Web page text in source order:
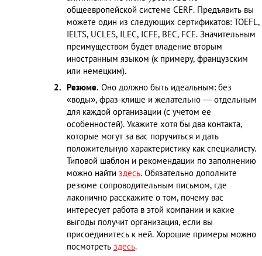
общеевропейской системе CERF. Предъявить вы
можете один из следующих сертификатов: TOEFL,
IELTS, UCLES, ILEC, ICFE, BEC, FCE. Значительным
преимуществом будет владение вторым
иностранным языком (к примеру, французским
или немецким).
Резюме. Оно должно быть идеальным: без
«воды», фраз-клише и желательно — отдельным
для каждой организации (с учетом ее
особенностей). Укажите хотя бы два контакта,
которые могут за вас поручиться и дать
положительную характеристику как специалисту.
Типовой шаблон и рекомендации по заполнению
можно найти здесь. Обязательно дополните
резюме сопроводительным письмом, где
лаконично расскажите о том, почему вас
интересует работа в этой компании и какие
выгоды получит организация, если вы
присоединитесь к ней. Хорошие примеры можно
посмотреть здесь.